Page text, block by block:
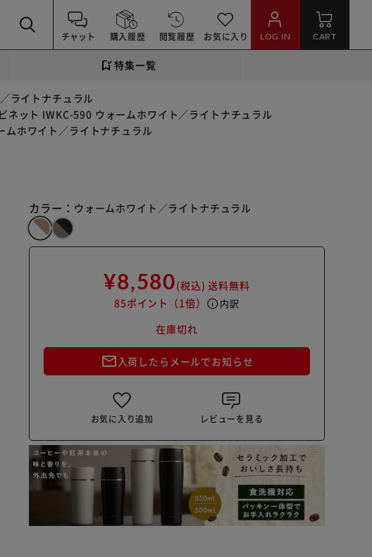
チャット 購入履歴 閲覧履歴 お気に入り LOG IN CART
特集一覧
ライトナチュラル
ネット IWKC-590 ウォームホワイト／ライトナチュラル
ムホワイト／ライトナチュラル
カラー： ウォームホワイト／ライトナチュラル
¥8,580(税込) 送料無料
85ポイント （1倍） info 内訳
在庫切れ
mail_outline 入荷したらメールでお知らせ
お気に入り追加 レビューを見る